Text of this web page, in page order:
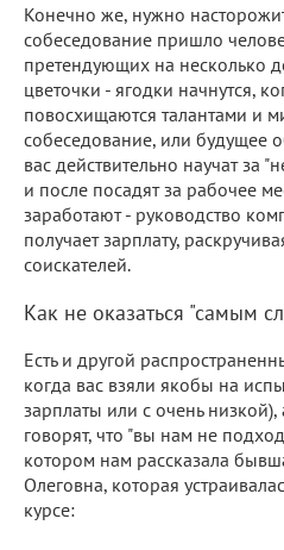
Конечно же, нужно
собеседование пришло
претендующих на несколько
цветочки - ягодки начнутся,
повосхищаются талантами и
собеседование, или будущее
вас действительно научат за
и после посадят за рабочее
заработают - руководство
получает зарплату,
соискателей.
Как не оказаться "самым
Есть и другой
когда вас взяли якобы на
зарплаты или с очень
говорят, что "вы нам не
котором нам рассказала
Олеговна, которая
курсе: